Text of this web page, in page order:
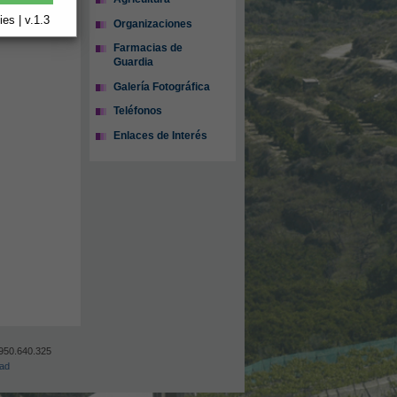
| v.1.3 Organizaciones
Farmacias de
Guardia
Galería Fotográfica
Teléfonos
Enlaces de Interés